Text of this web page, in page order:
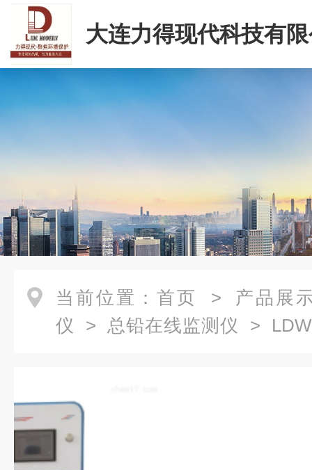
大连力得现代科技有
当前位置： 首页 > 产品展
仪 > 总铅在线监测仪 >